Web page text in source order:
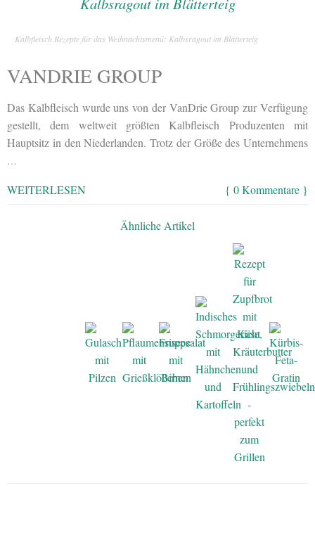
Kalbfleisch Rezepte für das Weihnachtsmenü: Kalbsragout im Blätterteig
VANDRIE GROUP
Das Kalbfleisch wurde uns von der VanDrie Group zur Verfügung
gestellt, dem weltweit größten Kalbfleisch Produzenten mit
Hauptsitz in den Niederlanden. Trotz der Größe des Unternehmens
…
WEITERLESEN { 0 Kommentare }
Ähnliche Artikel